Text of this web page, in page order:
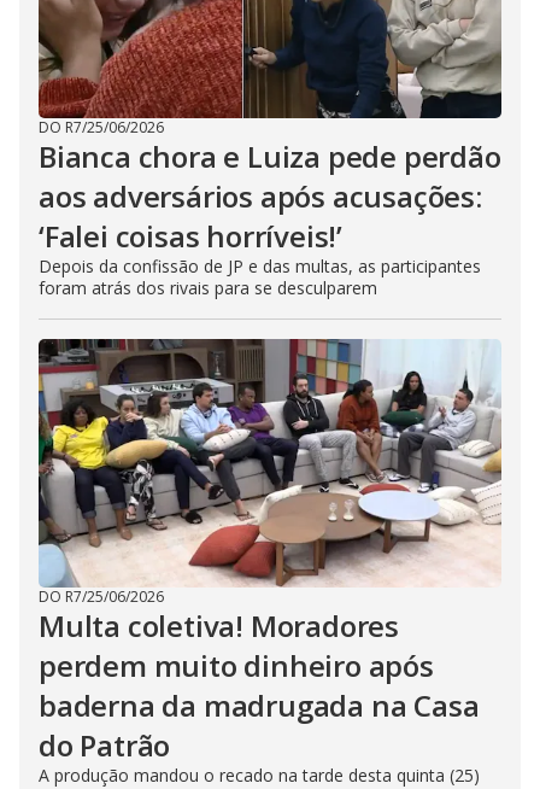
DO R7/25/06/2026
Bianca chora e Luiza pede perdão
aos adversários após acusações:
‘Falei coisas horríveis!’
Depois da confissão de JP e das multas, as participantes
foram atrás dos rivais para se desculparem
DO R7/25/06/2026
Multa coletiva! Moradores
perdem muito dinheiro após
baderna da madrugada na Casa
do Patrão
A produção mandou o recado na tarde desta quinta (25)